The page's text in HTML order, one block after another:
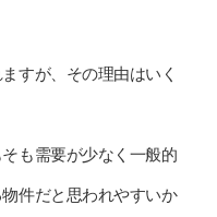
すが、その理由はいく
も需要が少なく一般的
件だと思われやすいか